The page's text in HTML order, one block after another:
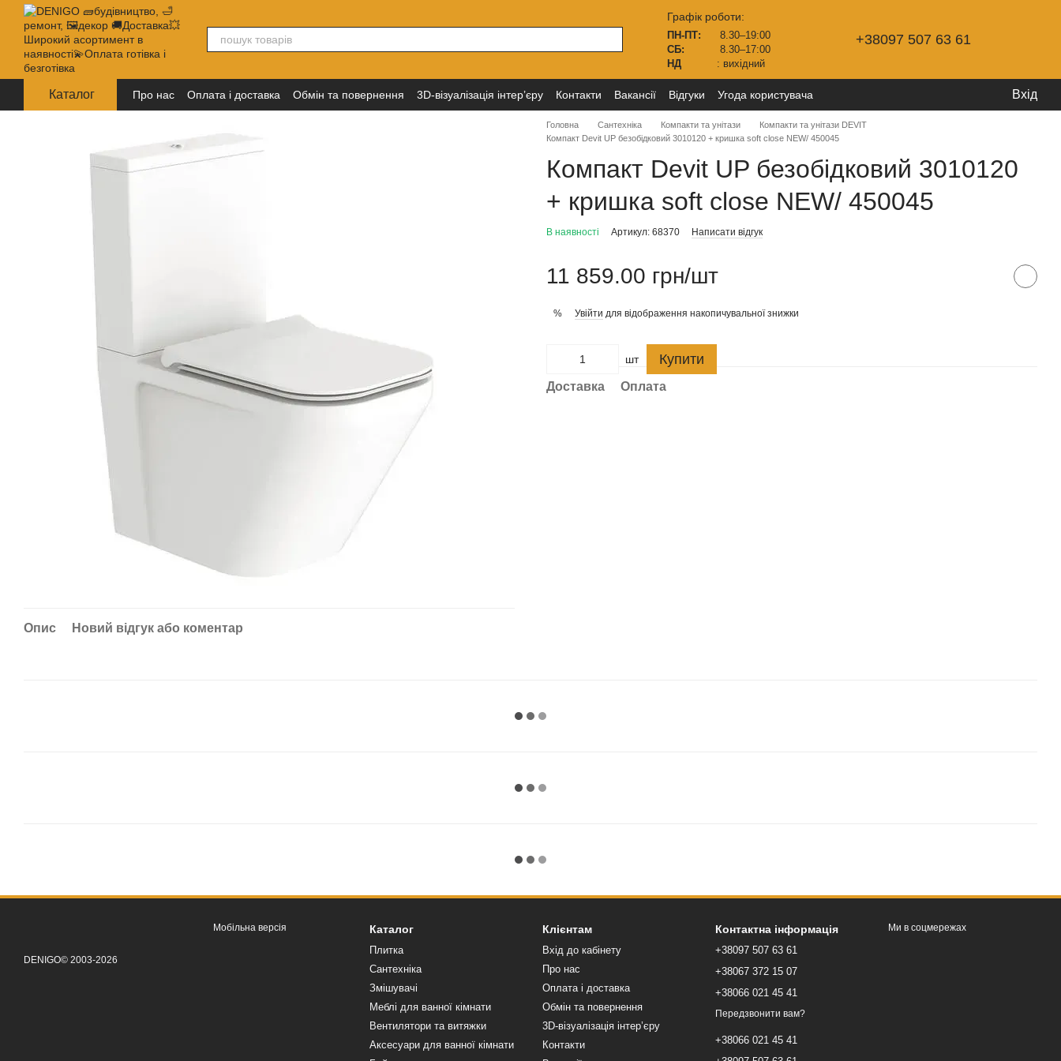
Перейти до основного контенту Графік роботи:
ПН-ПТ:
8.30–19:00
СБ:
8.30–17:00
НД
: вихідний
+38097 507 63 61
Каталог Про нас Оплата і доставка Обмін та повернення 3D-візуалізація інтер’єру Контакти Вакансії Відгуки
Угода користувача
Політика конфіденційності
Вхід
Опис Новий відгук або коментар
Головна Сантехніка Компакти та унітази
Компакти та унітази DEVIT
Компакт Devit UP безобідковий 3010120 + кришка soft close NEW/ 450045
Компакт Devit UP безобідковий 3010120
+ кришка soft close NEW/ 450045
В наявності Артикул: 68370 Написати відгук
11 859.00 грн/шт
% Увійти для відображення накопичувальної знижки
шт Купити
Доставка Оплата
DENIGO© 2003-2026
Мобільна версія Каталог
Плитка
Сантехніка
Змішувачі
Меблі для ванної кімнати
Вентилятори та витяжки
Аксесуари для ванної кімнати
Клієнтам
Вхід до кабінету
Про нас
Оплата і доставка
Обмін та повернення
3D-візуалізація інтер’єру
Контакти
Контактна інформація
+38097 507 63 61
+38067 372 15 07
+38066 021 45 41
Передзвонити вам?
+38066 021 45 41
Ми в соцмережах